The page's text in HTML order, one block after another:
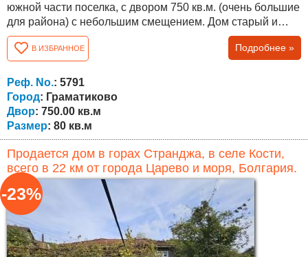
южной части поселка, с двором 750 кв.м. (очень большие
для района) с небольшим смещением. Дом старый и
подлежит капитальному ремонту или сносу. Общая
площадь недвижимости составляет 80 кв.м. метров на
двух этажах. Недвижимость, которую мы продаем,
является отличной инвестицией для людей, ищущих
спокойствия, красивой природы,...
В ИЗБРАННОЕ Подробнее »
Реф. No.: 5791
Город: Граматиково
Двор: 750.00 кв.м
Размер: 80 кв.м
Продается дом в горах Странджа, в селе Кости,
всего в 22 км от города Царево и моря, Болгария.
-23%